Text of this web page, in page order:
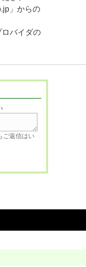
」からの
バイダの
ご返信はい